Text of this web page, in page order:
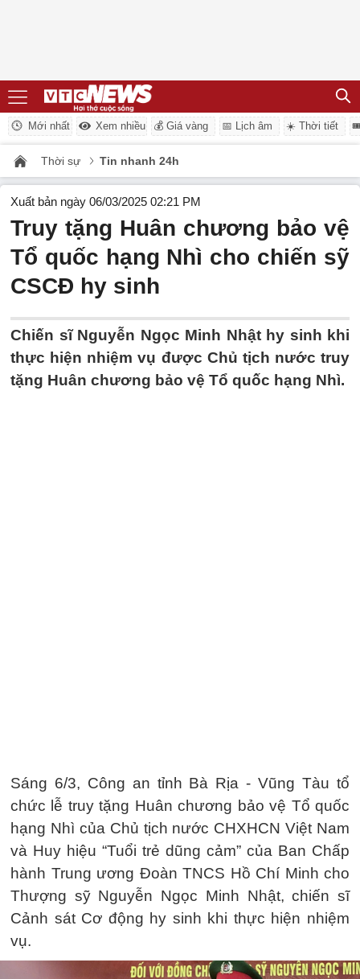
Mới nhất Xem nhiều 💰 Giá vàng 📅 Lịch âm ☀️ Thời tiết
Thời sự Tin nhanh 24h
Xuất bản ngày 06/03/2025 02:21 PM
Truy tặng Huân chương bảo vệ
Tổ quốc hạng Nhì cho chiến sỹ
CSCĐ hy sinh
Chiến sĩ Nguyễn Ngọc Minh Nhật hy sinh khi
thực hiện nhiệm vụ được Chủ tịch nước truy
tặng Huân chương bảo vệ Tổ quốc hạng Nhì.
Sáng 6/3, Công an tỉnh Bà Rịa - Vũng Tàu tổ
chức lễ truy tặng Huân chương bảo vệ Tổ quốc
hạng Nhì của Chủ tịch nước CHXHCN Việt Nam
và Huy hiệu “Tuổi trẻ dũng cảm” của Ban Chấp
hành Trung ương Đoàn TNCS Hồ Chí Minh cho
Thượng sỹ Nguyễn Ngọc Minh Nhật, chiến sĩ
Cảnh sát Cơ động hy sinh khi thực hiện nhiệm
vụ.